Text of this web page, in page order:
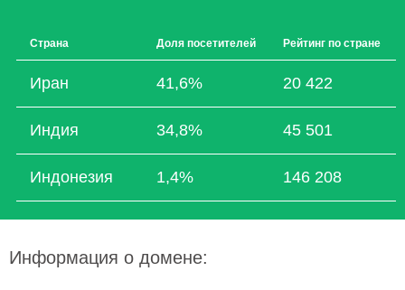
Страна Доля посетителей Рейтинг по стране
Иран 41,6% 20 422
Индия 34,8% 45 501
Индонезия 1,4% 146 208
Информация о домене: